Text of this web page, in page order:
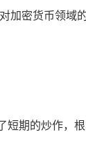
加密货币领域的
期的炒作